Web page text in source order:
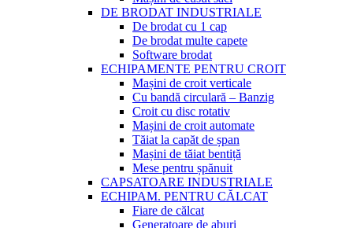
DE BRODAT INDUSTRIALE
De brodat cu 1 cap
De brodat multe capete
Software brodat
ECHIPAMENTE PENTRU CROIT
Mașini de croit verticale
Cu bandă circulară – Banzig
Croit cu disc rotativ
Mașini de croit automate
Tăiat la capăt de șpan
Mașini de tăiat bentiță
Mese pentru șpănuit
CAPSATOARE INDUSTRIALE
ECHIPAM. PENTRU CĂLCAT
Fiare de călcat
Generatoare de aburi